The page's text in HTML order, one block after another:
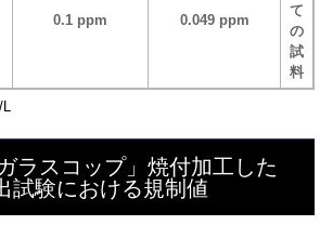
0.1 ppm 0.049 ppm
て
の
試
料
L
ラスコップ」焼付加工した
試験における規制値